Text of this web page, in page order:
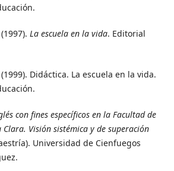
La escuela en la vida. Editorial
Didáctica. La escuela en la vida.
con fines específicos en la Facultad de
Visión sistémica y de superación
Universidad de Cienfuegos